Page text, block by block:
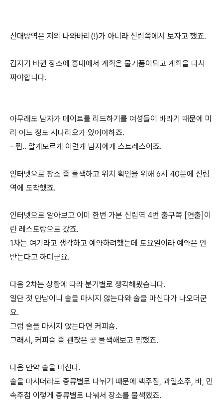
신대방역은 저의 나와바리(!)가 아니라 신림쪽에서 보자고 했죠.
갑자기 바뀐 장소에 홍대에서 계획은 물거품이되고 계획을 다시
짜야합니다.
아무래도 남자가 데이트를 리드하기를 여성들이 바라기 때문에 미
리 어느 정도 시나리오가 있어야하죠.
- 쩝.. 알게모르게 이런게 남자에게 스트레스이죠.
인터넷으로 장소 좀 물색하고 위치 확인을 위해 6시 40분에 신림
역에 도착했죠.
인터넷으로 알아보고 이미 한번 가본 신림역 4번 출구쪽 [연출]이
란 레스토랑으로 갔죠.
1차는 여기라고 생각하고 예약하려했는데 토요일이라 예약은 안
받는다고 하더군요.
다음 2차는 상황에 따라 분기별로 생각해봤습니다.
일단 첫 만남이니 술을 마시지 않는다와 술을 마신다가 나오더군
요.
그럼 술을 마시지 않는다면 커피숍.
그래서, 커피숍 좀 괜찮은 곳 물색해보고 찜했죠.
다음 만약 술을 마신다.
술을 마시더라도 종류별로 나뉘기 때문에 맥주집, 과일소주, 바, 민
속주점 이렇게 종류별로 나눠서 장소를 물색했죠.